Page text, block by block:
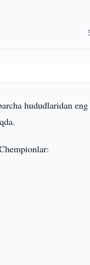
hududlaridan